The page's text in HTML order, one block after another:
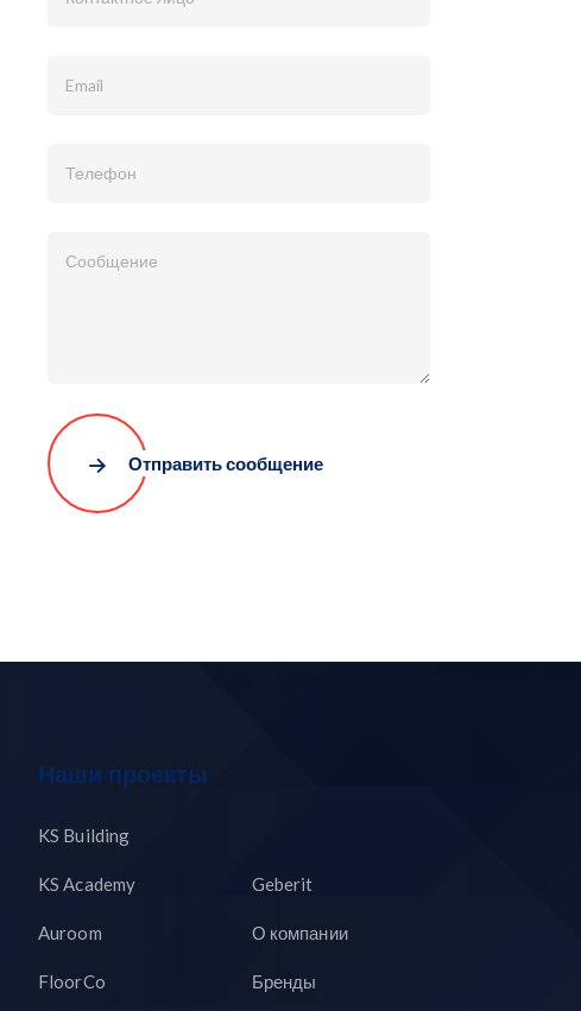
Отправить сообщение
Наши проекты
KS Building
KS Academy
Auroom
FloorCo
Geberit
О компании
Бренды